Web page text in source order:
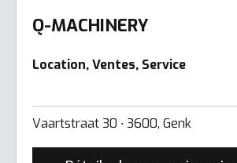
Q-MACHINERY
Location, Ventes, Service
Vaartstraat 30 ∙ 3600, Genk